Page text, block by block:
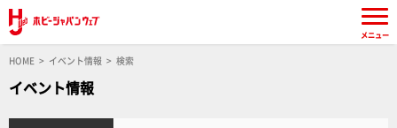
HOME イベント情報 検索
イベント情報
メニュー